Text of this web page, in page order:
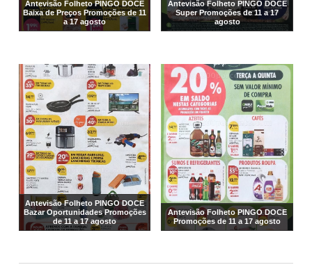
Antevisão Folheto PINGO DOCE
Baixa de Preços Promoções de 11
a 17 agosto
Antevisão Folheto PINGO DOCE
Super Promoções de 11 a 17
agosto
Antevisão Folheto PINGO DOCE
Bazar Oportunidades Promoções
de 11 a 17 agosto
Antevisão Folheto PINGO DOCE
Promoções de 11 a 17 agosto